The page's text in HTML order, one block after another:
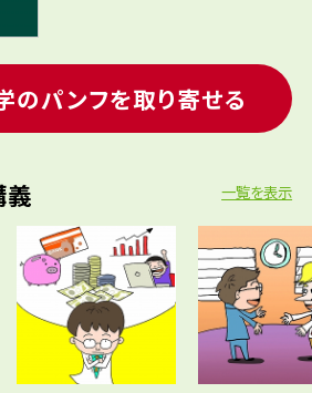
のパンフを取り寄せる
義 一覧を表示